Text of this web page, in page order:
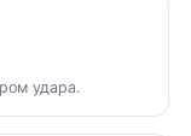
удара.